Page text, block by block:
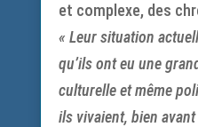
et complexe, des
« Leur situation
qu’ils ont eu une
culturelle et même
ils vivaient, bien avant